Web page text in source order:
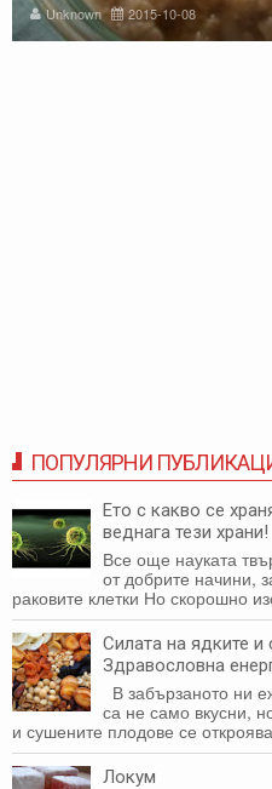
Unknown 2015-10-08
ПОПУЛЯРНИ
Ето с какво се
веднага тези храни!
Все още науката
от добрите начини,
раковите клетки Но скорошно
Силата на ядките и
Здравословна
В забързаното ни
са не само вкусни,
и сушените плодове се
Локум